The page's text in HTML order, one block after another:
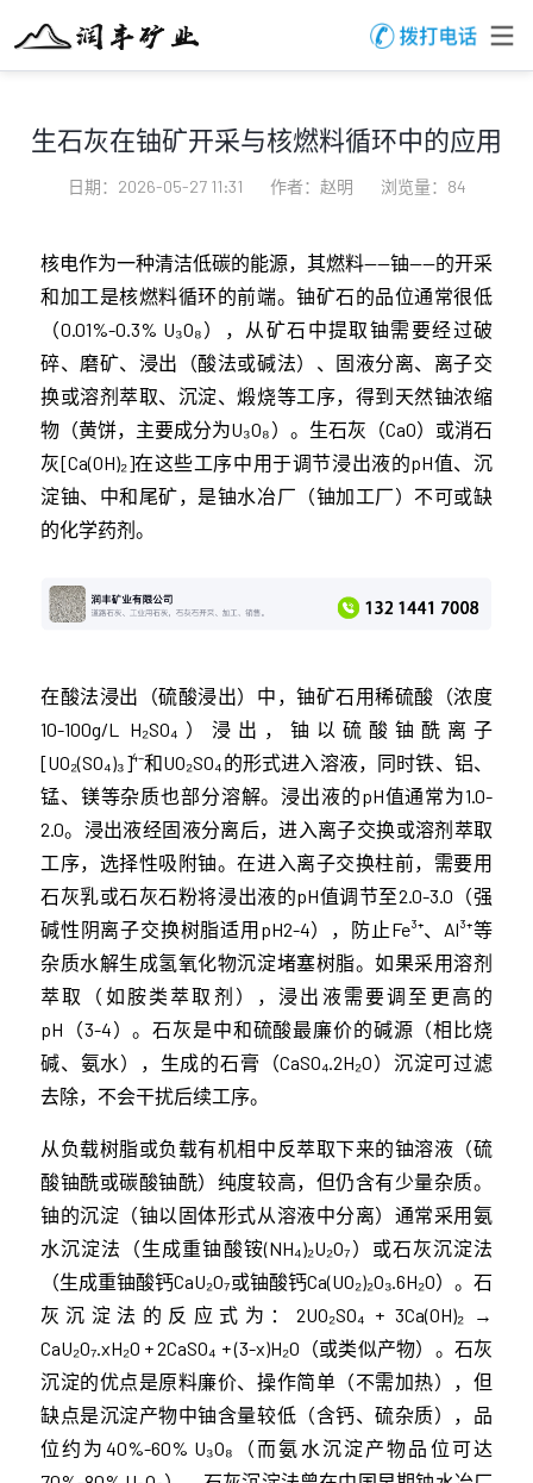
生石灰在铀矿开采与核燃料循环中的应用
日期：2026-05-27 11:31 作者：赵明 浏览量：84
核电作为一种清洁低碳的能源，其燃料——铀——的开采
和加工是核燃料循环的前端。铀矿石的品位通常很低
（0.01%-0.3% U₃O₈），从矿石中提取铀需要经过破
碎、磨矿、浸出（酸法或碱法）、固液分离、离子交
换或溶剂萃取、沉淀、煅烧等工序，得到天然铀浓缩
物（黄饼，主要成分为U₃O₈）。生石灰（CaO）或消石
灰[Ca(OH)₂]在这些工序中用于调节浸出液的pH值、沉
淀铀、中和尾矿，是铀水冶厂（铀加工厂）不可或缺
的化学药剂。
在酸法浸出（硫酸浸出）中，铀矿石用稀硫酸（浓度
10-100g/L H₂SO₄）浸出，铀以硫酸铀酰离子
[UO₂(SO₄)₃]⁴⁻和UO₂SO₄的形式进入溶液，同时铁、铝、
锰、镁等杂质也部分溶解。浸出液的pH值通常为1.0-
2.0。浸出液经固液分离后，进入离子交换或溶剂萃取
工序，选择性吸附铀。在进入离子交换柱前，需要用
石灰乳或石灰石粉将浸出液的pH值调节至2.0-3.0（强
碱性阴离子交换树脂适用pH2-4），防止Fe³⁺、Al³⁺等
杂质水解生成氢氧化物沉淀堵塞树脂。如果采用溶剂
萃取（如胺类萃取剂），浸出液需要调至更高的
pH（3-4）。石灰是中和硫酸最廉价的碱源（相比烧
碱、氨水），生成的石膏（CaSO₄·2H₂O）沉淀可过滤
去除，不会干扰后续工序。
从负载树脂或负载有机相中反萃取下来的铀溶液（硫
酸铀酰或碳酸铀酰）纯度较高，但仍含有少量杂质。
铀的沉淀（铀以固体形式从溶液中分离）通常采用氨
水沉淀法（生成重铀酸铵(NH₄)₂U₂O₇）或石灰沉淀法
（生成重铀酸钙CaU₂O₇或铀酸钙Ca(UO₂)₂O₃·6H₂O）。石
灰沉淀法的反应式为：2UO₂SO₄ + 3Ca(OH)₂ →
CaU₂O₇·xH₂O + 2CaSO₄ + (3-x)H₂O（或类似产物）。石灰
沉淀的优点是原料廉价、操作简单（不需加热），但
缺点是沉淀产物中铀含量较低（含钙、硫杂质），品
位约为40%-60% U₃O₈（而氨水沉淀产物品位可达